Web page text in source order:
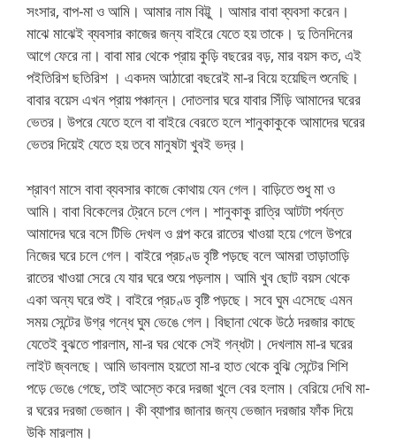
সংসার, বাপ-মা ও আমি। আমার নাম বিট্টু । আমার বাবা ব্যবসা করেন।
মাঝে মাঝেই ব্যবসার কাজের জন্য বাইরে যেতে হয় তাকে। দু তিনদিনের
আগে ফেরে না। বাবা মার থেকে প্রায় কুড়ি বছরের বড়, মার বয়স কত, এই
পইতিরিশ ছতিরিশ । একদম আঠারো বছরেই মা-র বিয়ে হয়েছিল শুনেছি।
বাবার বয়েস এখন প্রায় পঞ্চান্ন। দোতলার ঘরে যাবার সিঁড়ি আমাদের ঘরের
ভেতর। উপরে যেতে হলে বা বাইরে বেরতে হলে শানুকাকুকে আমাদের ঘরের
ভেতর দিয়েই যেতে হয় তবে মানুষটা খুবই ভদ্র।
শ্রাবণ মাসে বাবা ব্যবসার কাজে কোথায় যেন গেল। বাড়িতে শুধু মা ও
আমি। বাবা বিকেলের ট্রেনে চলে গেল। শানুকাকু রাত্রি আটটা পর্যন্ত
আমাদের ঘরে বসে টিভি দেখল ও গল্প করে রাতের খাওয়া হয়ে গেলে উপরে
নিজের ঘরে চলে গেল। বাইরে প্রচণ্ড বৃষ্টি পড়ছে বলে আমরা তাড়াতাড়ি
রাতের খাওয়া সেরে যে যার ঘরে শুয়ে পড়লাম। আমি খুব ছোট বয়স থেকে
একা অন্য ঘরে শুই। বাইরে প্রচণ্ড বৃষ্টি পড়ছে। সবে ঘুম এসেছে এমন
সময় সেন্টের উগ্র গন্ধে ঘুম ভেঙে গেল। বিছানা থেকে উঠে দরজার কাছে
যেতেই বুঝতে পারলাম, মা-র ঘর থেকে সেই গন্ধটা। দেখলাম মা-র ঘরের
লাইট জ্বলছে। আমি ভাবলাম হয়তো মা-র হাত থেকে বুঝি সেন্টের শিশি
পড়ে ভেঙে গেছে, তাই আস্তে করে দরজা খুলে বের হলাম। বেরিয়ে দেখি মা-
র ঘরের দরজা ভেজান। কী ব্যাপার জানার জন্য ভেজান দরজার ফাঁক দিয়ে
উকি মারলাম।